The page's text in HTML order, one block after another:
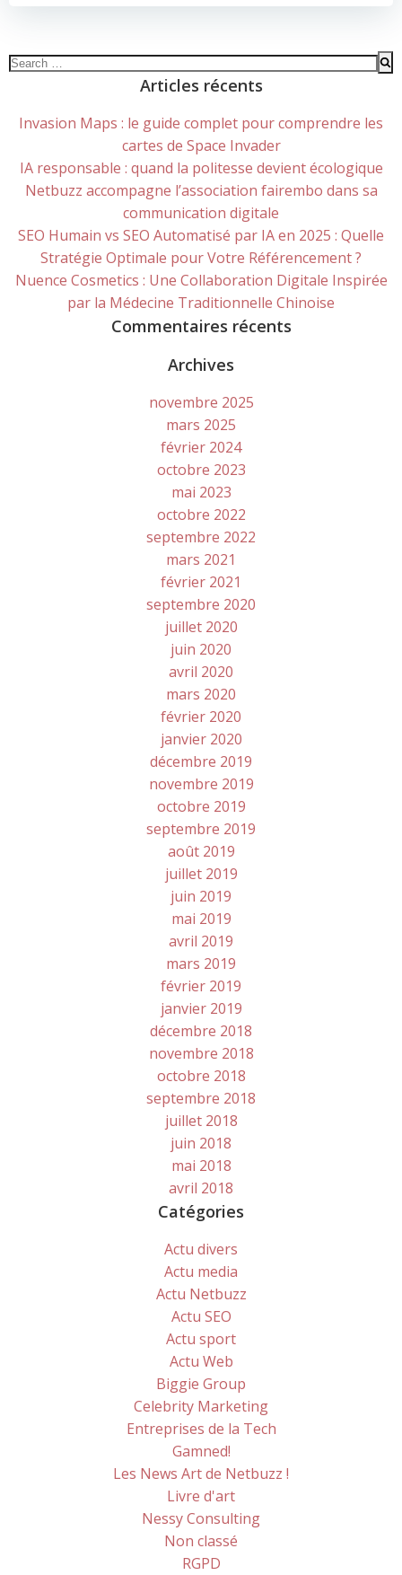
Search
Articles récents
Invasion Maps : le guide complet pour comprendre les
cartes de Space Invader
IA responsable : quand la politesse devient écologique
Netbuzz accompagne l’association fairembo dans sa
communication digitale
SEO Humain vs SEO Automatisé par IA en 2025 : Quelle
Stratégie Optimale pour Votre Référencement ?
Nuence Cosmetics : Une Collaboration Digitale Inspirée
par la Médecine Traditionnelle Chinoise
Commentaires récents
Archives
novembre 2025
mars 2025
février 2024
octobre 2023
mai 2023
octobre 2022
septembre 2022
mars 2021
février 2021
septembre 2020
juillet 2020
juin 2020
avril 2020
mars 2020
février 2020
janvier 2020
décembre 2019
novembre 2019
octobre 2019
septembre 2019
août 2019
juillet 2019
juin 2019
mai 2019
avril 2019
mars 2019
février 2019
janvier 2019
décembre 2018
novembre 2018
octobre 2018
septembre 2018
juillet 2018
juin 2018
mai 2018
avril 2018
Catégories
Actu divers
Actu media
Actu Netbuzz
Actu SEO
Actu sport
Actu Web
Biggie Group
Celebrity Marketing
Entreprises de la Tech
Gamned!
Les News Art de Netbuzz !
Livre d'art
Nessy Consulting
Non classé
RGPD